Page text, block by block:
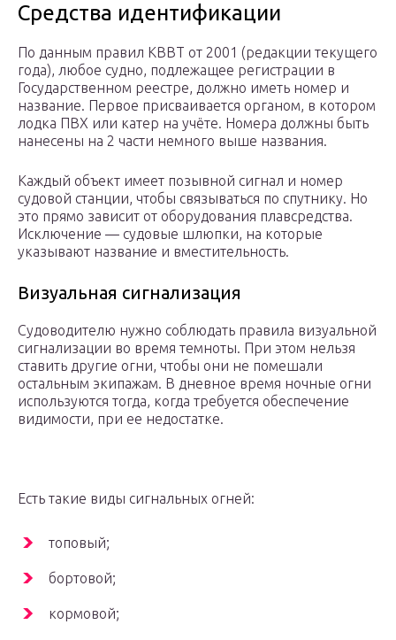
Средства идентификации
По данным правил КВВТ от 2001 (редакции текущего
года), любое судно, подлежащее регистрации в
Государственном реестре, должно иметь номер и
название. Первое присваивается органом, в котором
лодка ПВХ или катер на учёте. Номера должны быть
нанесены на 2 части немного выше названия.
Каждый объект имеет позывной сигнал и номер
судовой станции, чтобы связываться по спутнику. Но
это прямо зависит от оборудования плавсредства.
Исключение — судовые шлюпки, на которые
указывают название и вместительность.
Визуальная сигнализация
Судоводителю нужно соблюдать правила визуальной
сигнализации во время темноты. При этом нельзя
ставить другие огни, чтобы они не помешали
остальным экипажам. В дневное время ночные огни
используются тогда, когда требуется обеспечение
видимости, при ее недостатке.
Есть такие виды сигнальных огней:
топовый;
бортовой;
кормовой;